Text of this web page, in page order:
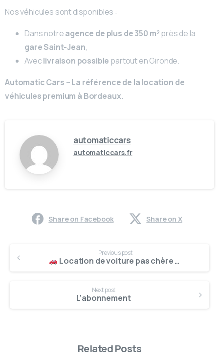
Nos véhicules sont disponibles :
Dans notreagence de plus de 350 m²près de la
gare Saint-Jean,
Aveclivraison possible partout en Gironde.
Automatic Cars – La référence de la location de
véhicules premium à Bordeaux.
automaticcars
automaticcars.fr
Share on Facebook Share on X
Previous post
Location de voiture pas chère à Bordeaux – Fiat 500 à partir de 18 € par jour
Next post
L’abonnement
Related Posts